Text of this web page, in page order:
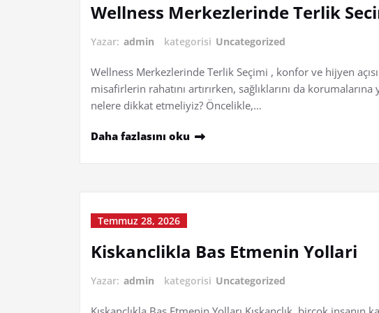
Wellness Merkezlerinde Terlik
Yazar: admin kategorisi Uncategorized
Wellness Merkezlerinde Terlik Seçimi , konfor ve hijyen
misafirlerin rahatını artırırken, sağlıklarını da
nelere dikkat etmeliyiz? Öncelikle,…
Daha fazlasını oku
Temmuz 28, 2026
Kiskanclikla Bas Etmenin Yollari
Yazar: admin kategorisi Uncategorized